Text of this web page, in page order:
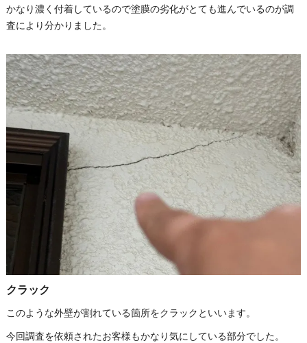
かなり濃く付着しているので塗膜の劣化がとても進んでいるのが調
査により分かりました。
クラック
このような外壁が割れている箇所をクラックといいます。
今回調査を依頼されたお客様もかなり気にしている部分でした。